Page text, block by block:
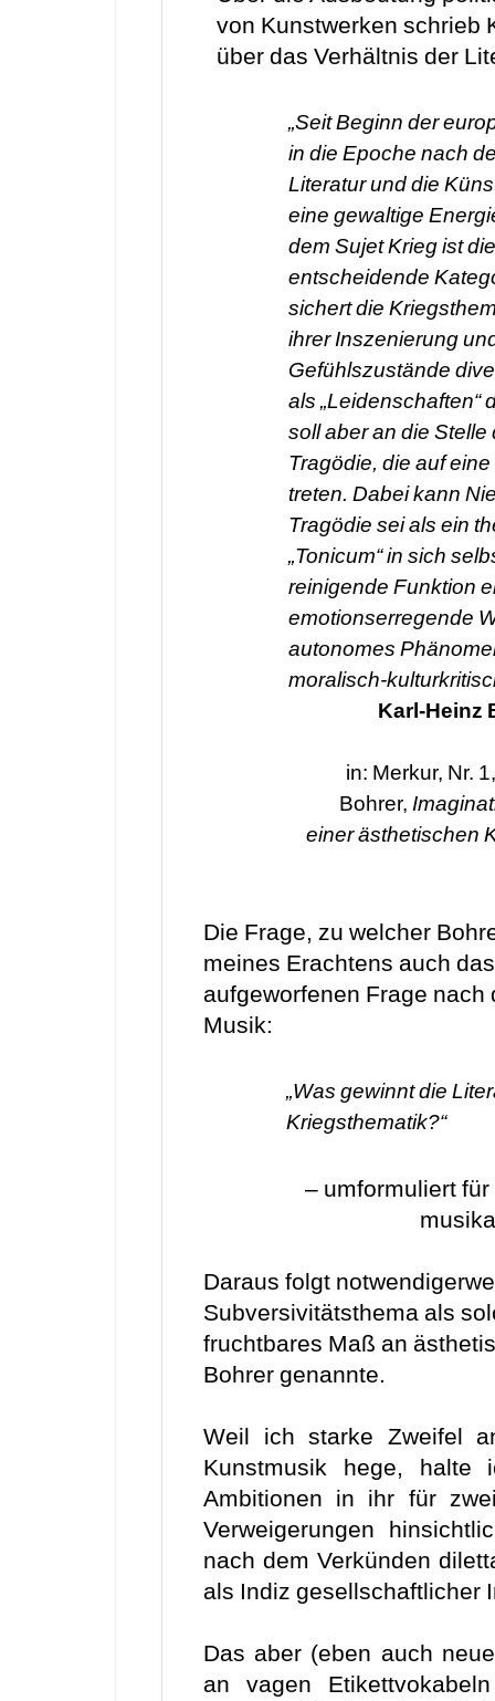
von Kunstwerken schrieb
über das Verhältnis der
„Seit Beginn der
in die Epoche nach
Literatur und die
eine gewaltige
dem Sujet Krieg ist
entscheidende
sichert die
ihrer Inszenierung
Gefühlszustände
als „Leidenschaften“
soll aber an die
Tragödie, die auf
treten. Dabei kann
Tragödie sei als ein
„Tonicum“ in sich
reinigende Funktion
emotionserregende
autonomes
moralisch-
Karl-Heinz
in: Merkur, Nr.
Bohrer,
einer ästhetischen
Die Frage, zu welcher
meines Erachtens auch
aufgeworfenen Frage
Musik:
„Was gewinnt die
Kriegsthematik?“
– umformuliert
Daraus folgt
Subversivitätsthema als
fruchtbares Maß an
Bohrer genannte.
Weil ich starke Zweifel
Kunstmusik hege, halte
Ambitionen in ihr für
Verweigerungen
nach dem Verkünden
als Indiz gesellschaftlicher
Das aber (eben auch
an vagen